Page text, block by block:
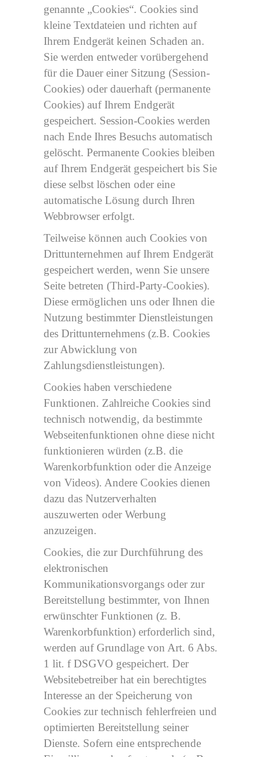
genannte „Cookies“. Cookies sind
kleine Textdateien und richten auf
Ihrem Endgerät keinen Schaden an.
Sie werden entweder vorübergehend
für die Dauer einer Sitzung (Session-
Cookies) oder dauerhaft (permanente
Cookies) auf Ihrem Endgerät
gespeichert. Session-Cookies werden
nach Ende Ihres Besuchs automatisch
gelöscht. Permanente Cookies bleiben
auf Ihrem Endgerät gespeichert bis Sie
diese selbst löschen oder eine
automatische Lösung durch Ihren
Webbrowser erfolgt.
Teilweise können auch Cookies von
Drittunternehmen auf Ihrem Endgerät
gespeichert werden, wenn Sie unsere
Seite betreten (Third-Party-Cookies).
Diese ermöglichen uns oder Ihnen die
Nutzung bestimmter Dienstleistungen
des Drittunternehmens (z.B. Cookies
zur Abwicklung von
Zahlungsdienstleistungen).
Cookies haben verschiedene
Funktionen. Zahlreiche Cookies sind
technisch notwendig, da bestimmte
Webseitenfunktionen ohne diese nicht
funktionieren würden (z.B. die
Warenkorbfunktion oder die Anzeige
von Videos). Andere Cookies dienen
dazu das Nutzerverhalten
auszuwerten oder Werbung
anzuzeigen.
Cookies, die zur Durchführung des
elektronischen
Kommunikationsvorgangs oder zur
Bereitstellung bestimmter, von Ihnen
erwünschter Funktionen (z. B.
Warenkorbfunktion) erforderlich sind,
werden auf Grundlage von Art. 6 Abs.
1 lit. f DSGVO gespeichert. Der
Websitebetreiber hat ein berechtigtes
Interesse an der Speicherung von
Cookies zur technisch fehlerfreien und
optimierten Bereitstellung seiner
Dienste. Sofern eine entsprechende